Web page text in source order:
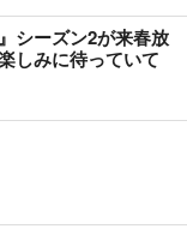
シーズン2が来春放
しみに待っていて